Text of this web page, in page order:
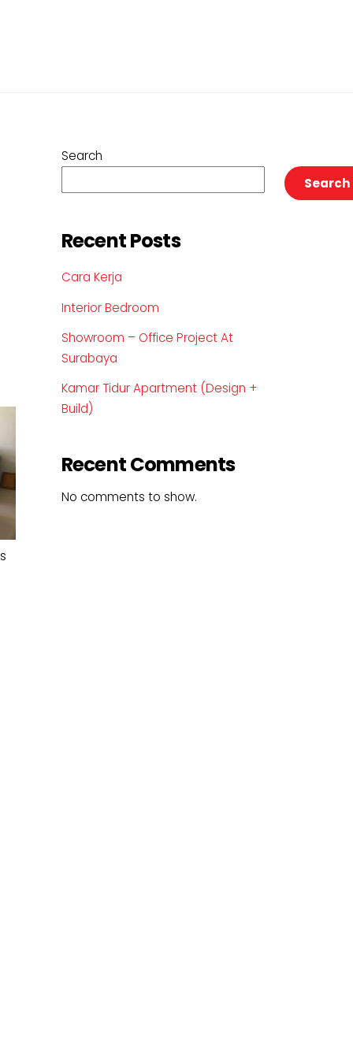
Search
Search
Recent Posts
Cara Kerja
Interior Bedroom
Showroom – Office Project At
Surabaya
Kamar Tidur Apartment (Design +
Build)
Recent Comments
No comments to show.